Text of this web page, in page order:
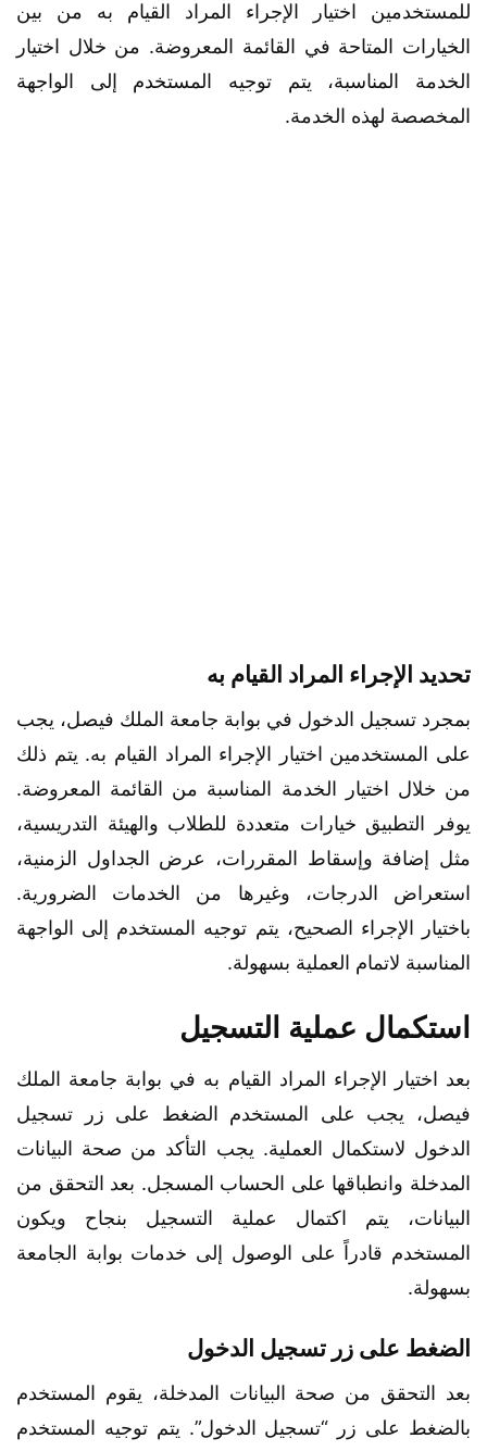
للمستخدمين اختيار الإجراء المراد القيام به من بين
الخيارات المتاحة في القائمة المعروضة. من خلال اختيار
الخدمة المناسبة، يتم توجيه المستخدم إلى الواجهة
المخصصة لهذه الخدمة.
تحديد الإجراء المراد القيام به
بمجرد تسجيل الدخول في بوابة جامعة الملك فيصل، يجب
على المستخدمين اختيار الإجراء المراد القيام به. يتم ذلك
من خلال اختيار الخدمة المناسبة من القائمة المعروضة.
يوفر التطبيق خيارات متعددة للطلاب والهيئة التدريسية،
مثل إضافة وإسقاط المقررات، عرض الجداول الزمنية،
استعراض الدرجات، وغيرها من الخدمات الضرورية.
باختيار الإجراء الصحيح، يتم توجيه المستخدم إلى الواجهة
المناسبة لاتمام العملية بسهولة.
استكمال عملية التسجيل
بعد اختيار الإجراء المراد القيام به في بوابة جامعة الملك
فيصل، يجب على المستخدم الضغط على زر تسجيل
الدخول لاستكمال العملية. يجب التأكد من صحة البيانات
المدخلة وانطباقها على الحساب المسجل. بعد التحقق من
البيانات، يتم اكتمال عملية التسجيل بنجاح ويكون
المستخدم قادراً على الوصول إلى خدمات بوابة الجامعة
بسهولة.
الضغط على زر تسجيل الدخول
بعد التحقق من صحة البيانات المدخلة، يقوم المستخدم
بالضغط على زر “تسجيل الدخول”. يتم توجيه المستخدم